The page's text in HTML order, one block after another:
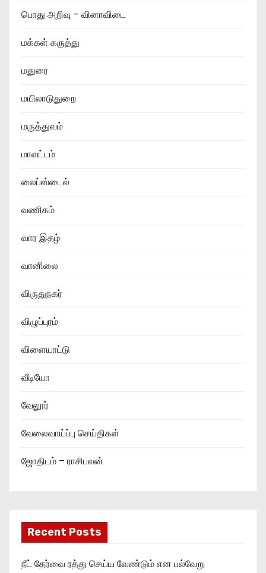
பொது அறிவு – வினாவிடை
மக்கள் கருத்து
மதுரை
மயிலாடுதுறை
மருத்துவம்
மாவட்டம்
லைப்ஸ்டைல்
வணிகம்
வார இதழ்
வானிலை
விருதுநகர்
விழுப்புரம்
விளையாட்டு
வீடியோ
வேலூர்
வேலைவாய்ப்பு செய்திகள்
ஜோதிடம் – ராசிபலன்
Recent Posts
நீட் தேர்வை ரத்து செய்ய வேண்டும் என பல்வேறு